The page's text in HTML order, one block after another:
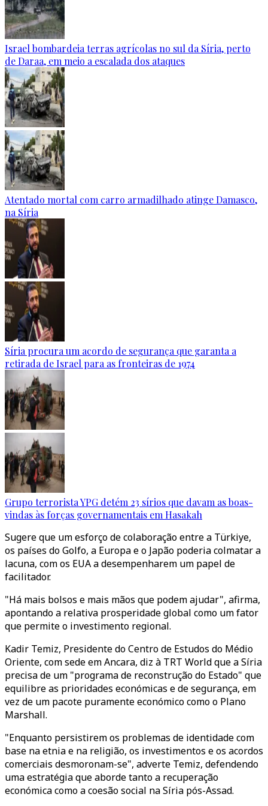
Israel bombardeia terras agrícolas no sul da Síria, perto
de Daraa, em meio a escalada dos ataques
Atentado mortal com carro armadilhado atinge Damasco,
na Síria
Síria procura um acordo de segurança que garanta a
retirada de Israel para as fronteiras de 1974
Grupo terrorista YPG detém 23 sírios que davam as boas-
vindas às forças governamentais em Hasakah
Sugere que um esforço de colaboração entre a Türkiye,
os países do Golfo, a Europa e o Japão poderia colmatar a
lacuna, com os EUA a desempenharem um papel de
facilitador.
"Há mais bolsos e mais mãos que podem ajudar", afirma,
apontando a relativa prosperidade global como um fator
que permite o investimento regional.
Kadir Temiz, Presidente do Centro de Estudos do Médio
Oriente, com sede em Ancara, diz à TRT World que a Síria
precisa de um "programa de reconstrução do Estado" que
equilibre as prioridades económicas e de segurança, em
vez de um pacote puramente económico como o Plano
Marshall.
"Enquanto persistirem os problemas de identidade com
base na etnia e na religião, os investimentos e os acordos
comerciais desmoronam-se", adverte Temiz, defendendo
uma estratégia que aborde tanto a recuperação
económica como a coesão social na Síria pós-Assad.